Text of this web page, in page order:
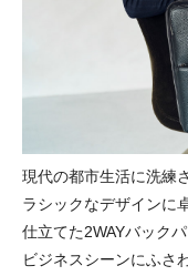
現代の都市生活に洗練
ラシックなデザインに
仕立てた2WAYバックパ
ビジネスシーンにふさ